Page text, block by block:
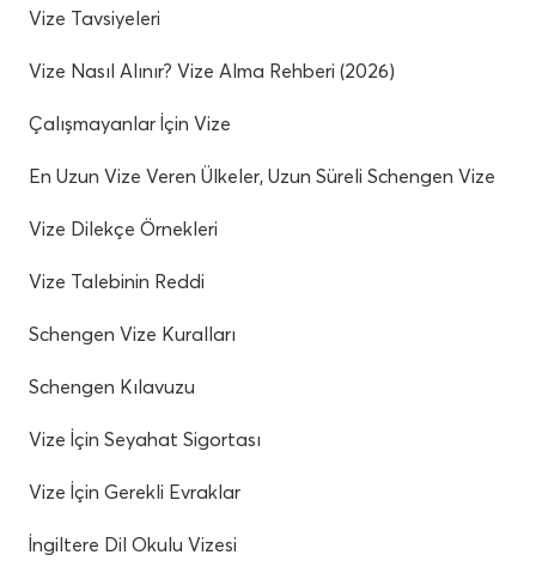
Vize Tavsiyeleri
Vize Nasıl Alınır? Vize Alma Rehberi (2026)
Çalışmayanlar İçin Vize
En Uzun Vize Veren Ülkeler, Uzun Süreli Schengen Vize
Vize Dilekçe Örnekleri
Vize Talebinin Reddi
Schengen Vize Kuralları
Schengen Kılavuzu
Vize İçin Seyahat Sigortası
Vize İçin Gerekli Evraklar
İngiltere Dil Okulu Vizesi